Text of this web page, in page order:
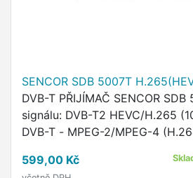
SENCOR SDB 5007T
DVB-T PŘIJÍMAČ SENCOR
signálu: DVB-T2 HEVC/H.265
DVB-T - MPEG-2/MPEG-4
pro anténu s napájením 5 V/50
599,00 Kč